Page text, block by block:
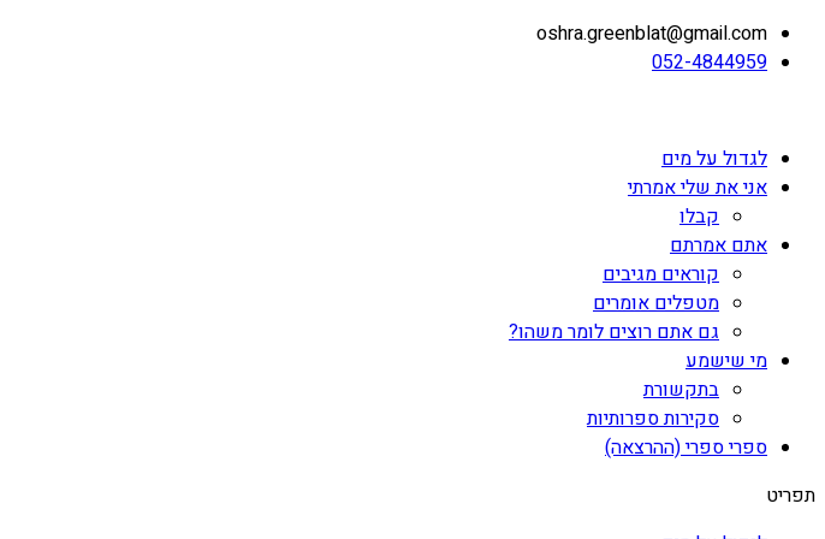
oshra.greenblat@gmail.com
052-4844959
לגדול על מים
אני את שלי אמרתי
קבלו
אתם אמרתם
קוראים מגיבים
מטפלים אומרים
גם אתם רוצים לומר משהו?
מי שישמע
בתקשורת
סקירות ספרותיות
ספרי ספרי (ההרצאה)
תפריט